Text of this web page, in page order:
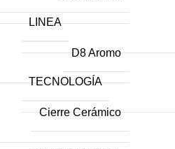
D8 Aromo
Cierre Cerámico
LINEA
TECNOLOGÍA